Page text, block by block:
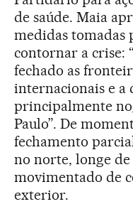
de saúde. Maia
medidas tomadas
contornar a crise:
fechado as
internacionais e a
principalmente no
Paulo”. De
fechamento
no norte, longe
movimentado de
exterior.